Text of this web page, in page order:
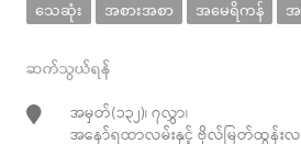
သေဆုံး
အစားအစာ အမေရိကန် အ
ဆက်သွယ်ရန်
အမှတ်(၁၃၂)၊ ၇လွှာ၊
အနော်ရထာလမ်းနှင့် ဗိုလ်မြတ်ထွန်းလ